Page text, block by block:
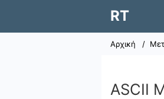
RT
Αρχική /
ASCII